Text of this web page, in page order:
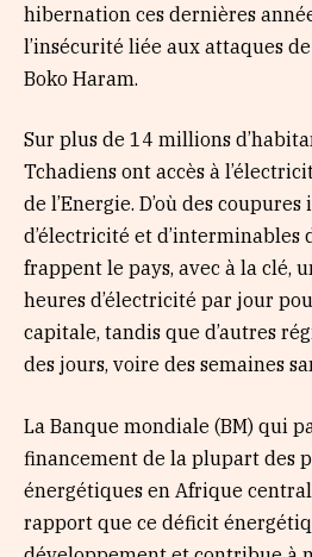
hibernation ces dernières
l’insécurité liée aux attaques
Boko Haram.
Sur plus de 14 millions
Tchadiens ont accès à
de l’Energie. D’où des
d’électricité et d’interminables
frappent le pays, avec à la clé,
heures d’électricité par jour
capitale, tandis que d’autres
des jours, voire des semaines
La Banque mondiale (BM) qui
financement de la plupart des
énergétiques en Afrique
rapport que ce déficit